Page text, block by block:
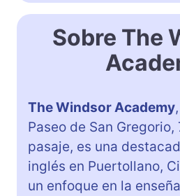
Sobre The
The Windsor Academy
Paseo de San Gregorio,
pasaje, es una
inglés en Puertollano,
un enfoque en la